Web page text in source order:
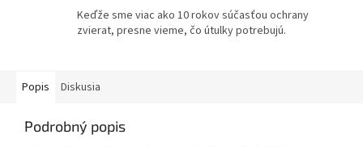
Keďže sme viac ako 10 rokov súčasťou ochrany
zvierat, presne vieme, čo útulky potrebujú.
Popis Diskusia
Podrobný popis